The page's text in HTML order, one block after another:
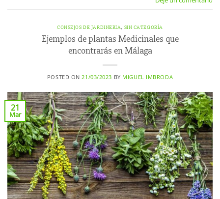
CONSEJOS DE JARDINERIA, SIN CATEGORÍA
Ejemplos de plantas Medicinales que
encontrarás en Málaga
POSTED ON 21/03/2023 BY MIGUEL IMBRODA
21
Mar